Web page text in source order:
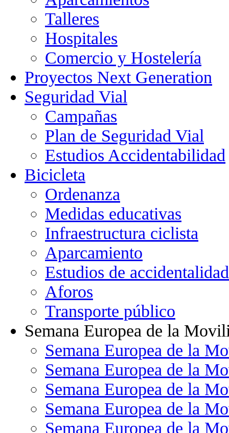
Talleres
Hospitales
Comercio y Hostelería
Proyectos Next Generation
Seguridad Vial
Campañas
Plan de Seguridad Vial
Estudios Accidentabilidad
Bicicleta
Ordenanza
Medidas educativas
Infraestructura ciclista
Aparcamiento
Estudios de accidentalidad
Aforos
Transporte público
Semana Europea de la
Semana Europea de la
Semana Europea de la
Semana Europea de la
Semana Europea de la
Semana Europea de la